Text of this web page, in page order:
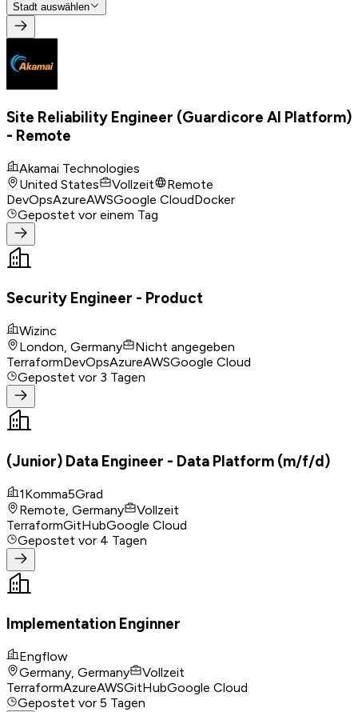
Stadt auswählen
Site Reliability Engineer (Guardicore AI Platform)
- Remote
Akamai Technologies
United States
Vollzeit
Remote
DevOpsAzureAWSGoogle CloudDocker
Gepostet vor einem Tag
Security Engineer - Product
Wizinc
London, Germany
Nicht angegeben
TerraformDevOpsAzureAWSGoogle Cloud
Gepostet vor 3 Tagen
(Junior) Data Engineer - Data Platform (m/f/d)
1Komma5Grad
Remote, Germany
Vollzeit
TerraformGitHubGoogle Cloud
Gepostet vor 4 Tagen
Implementation Enginner
Engflow
Germany, Germany
Vollzeit
TerraformAzureAWSGitHubGoogle Cloud
Gepostet vor 5 Tagen